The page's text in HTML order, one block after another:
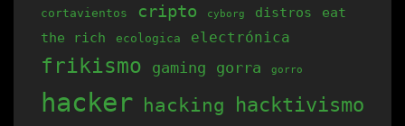
elegir
en
la
de
cortavientos cripto cyborg distros
eat
the rich
ecologica electrónica
frikismo gaming gorra gorro
hacker hacking hacktivismo